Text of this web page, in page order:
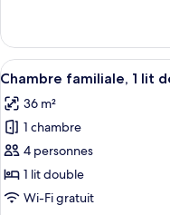
2
lits
jumeaux
Urban,
Chambre,
2
jumeaux
Afficher
toutes
les
photos
pour
ce
type
7
Chambre familiale, 1 lit
36 m²
1 chambre
4 personnes
1 lit double
Wi-Fi gratuit